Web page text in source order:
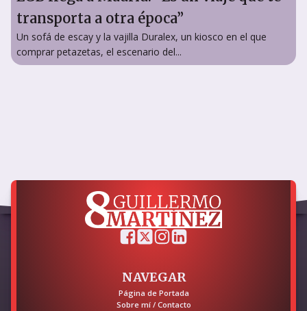
transporta a otra época”
Un sofá de escay y la vajilla Duralex, un kiosco en el que
comprar petazetas, el escenario del...
NAVEGAR
Página de Portada
Sobre mí / Contacto